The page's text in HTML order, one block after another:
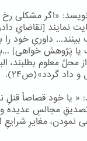
«اگر مشکلی رخ
نمایند [تقاضایِ
داوریِ خود را
یا پَژوهش خواهی]
محلِّ معلوم بطلبند،
داد گردد»(ص۲۴).
یا خود قصاصاً قتلِ
مجالسِ عدیده
نمودن، مغایرِ شرایعِ